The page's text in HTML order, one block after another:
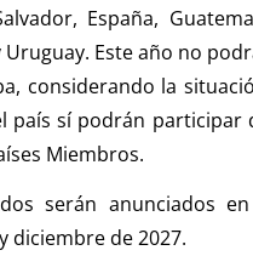
España,
Uruguay. Este año no
considerando la
país sí podrán
Miembros.
serán anunciados
diciembre de 2027.